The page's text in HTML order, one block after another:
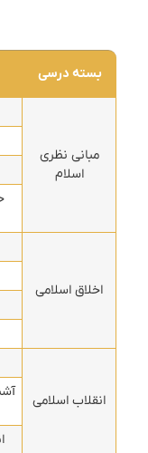
بسته درسی
مبانی نظری
اسلام
اخلاق اسلامی
انقلاب اسلامی